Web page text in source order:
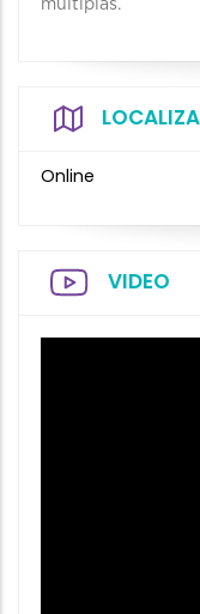
múltiplas.
Online
VIDEO